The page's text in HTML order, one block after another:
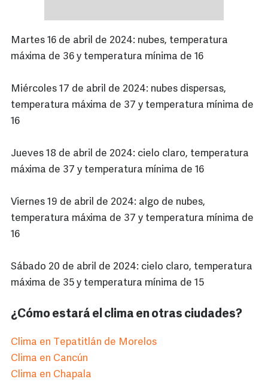
Martes 16 de abril de 2024: nubes, temperatura
máxima de 36 y temperatura mínima de 16
Miércoles 17 de abril de 2024: nubes dispersas,
temperatura máxima de 37 y temperatura mínima de
16
Jueves 18 de abril de 2024: cielo claro, temperatura
máxima de 37 y temperatura mínima de 16
Viernes 19 de abril de 2024: algo de nubes,
temperatura máxima de 37 y temperatura mínima de
16
Sábado 20 de abril de 2024: cielo claro, temperatura
máxima de 35 y temperatura mínima de 15
¿Cómo estará el clima en otras ciudades?
Clima en Tepatitlán de Morelos
Clima en Cancún
Clima en Chapala